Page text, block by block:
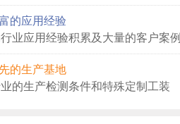
的应用经验
业应用经验积累及大量的客户案例
的生产基地
的生产检测条件和特殊定制工装